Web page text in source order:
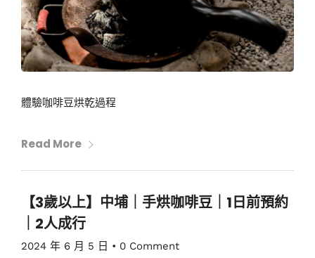
體驗咖啡豆烘乾過程
Read More
【3歲以上】中埔｜手烘咖啡豆｜1日前預約
｜2人成行
2024 年 6 月 5 日 • 0 Comment